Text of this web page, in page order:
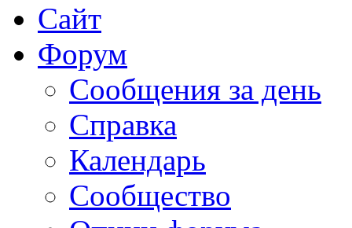
Сайт
Форум
Сообщения за день
Справка
Календарь
Сообщество